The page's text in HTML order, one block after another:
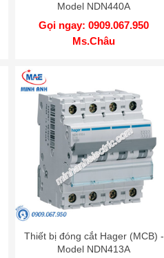
Model NDN440A
Gọi ngay: 0909.067.950
Ms.Châu
Thiết bị đóng cắt Hager (MCB) -
Model NDN413A